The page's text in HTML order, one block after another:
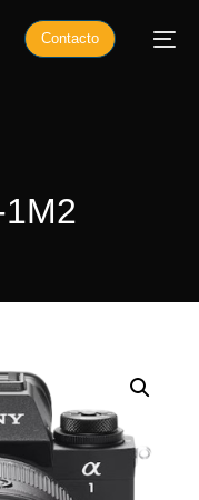
Contacto